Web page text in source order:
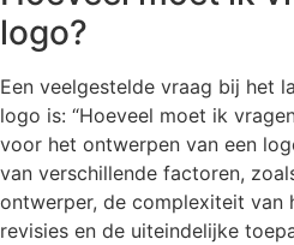
logo?
Een veelgestelde vraag bij het
logo is: “Hoeveel moet ik
voor het ontwerpen van een
van verschillende factoren,
ontwerper, de complexiteit van
revisies en de uiteindelijke